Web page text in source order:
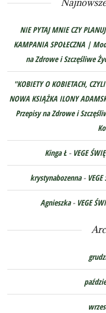
NIE PYTAJ MNIE CZY
KAMPANIA SPOŁECZNA |
na Zdrowe i Szczęśliwe
"KOBIETY O KOBIETACH,
NOWA KSIĄŻKA ILONY
Przepisy na Zdrowe i
Kinga Ł- VEGE
krystynabozenna-
Agnieszka- VEGE